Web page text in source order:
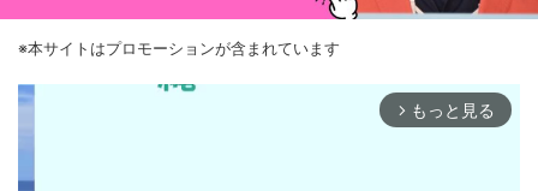
※本サイトはプロモーションが含まれています
arrow_forward_ios もっと見る